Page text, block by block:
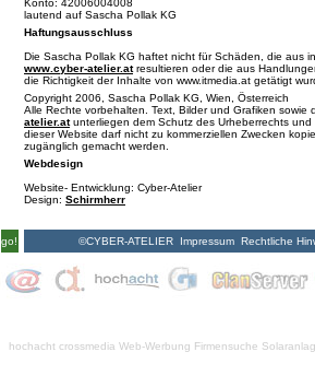
go!
Konto: 42006004008
lautend auf Sascha Pollak KG
Haftungsausschluss
Die Sascha Pollak KG haftet nicht für Schäden, die aus
www.cyber-atelier.atresultieren oder die aus
die Richtigkeit der Inhalte von www.itmedia.at getätigt
Copyright 2006, Sascha Pollak KG, Wien, Österreich
Alle Rechte vorbehalten. Text, Bilder und Grafiken
atelier.atunterliegen dem Schutz des Urheberrechts
dieser Website darf nicht zu kommerziellen Zwecken
zugänglich gemacht werden.
Webdesign
Website- Entwicklung: Cyber-Atelier
Design: Schirmherr
©CYBER-ATELIER Impressum Rechtliche
hochacht crossmedia Web-Werbung Firmensuche